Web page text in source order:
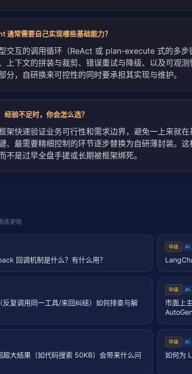
通常需要自己实现哪些基础能力？
交互的调用循环（ReAct 或 plan-execute 式的多步
上下文的拼装与裁剪、错误重试与降级、以及可观
分，自研换来可控性的同时要承担其实现与维护。
经验不足时，你会怎么选？
架快速验证业务可行性和需求边界，避免一上来就
、最需要精细控制的环节逐步替换为自研薄封装。
不是过早全盘手搓或长期被框架绑死。
练更稳
回调机制是什么？有什么用？
中级 AI
复调用同一工具/来回纠结）如何排查与解
中级 AI
市面上
大结果（如代码搜索 50KB）会带来什么问
中级 AI
如何为